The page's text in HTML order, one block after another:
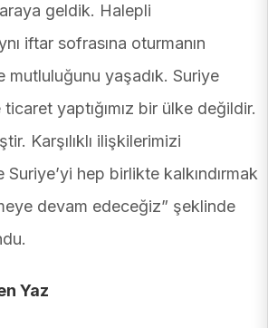
geldik. Halepli
iftar sofrasına oturmanın
mutluluğunu yaşadık. Suriye
yaptığımız bir ülke değildir.
Karşılıklı ilişkilerimizi
hep birlikte kalkındırmak
devam edeceğiz” şeklinde
Yaz